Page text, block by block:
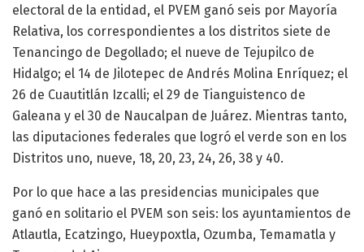
electoral de la entidad, el PVEM ganó seis por Mayoría
Relativa, los correspondientes a los distritos siete de
Tenancingo de Degollado; el nueve de Tejupilco de
Hidalgo; el 14 de Jilotepec de Andrés Molina Enríquez; el
26 de Cuautitlán Izcalli; el 29 de Tianguistenco de
Galeana y el 30 de Naucalpan de Juárez. Mientras tanto,
las diputaciones federales que logró el verde son en los
Distritos uno, nueve, 18, 20, 23, 24, 26, 38 y 40.
Por lo que hace a las presidencias municipales que
ganó en solitario el PVEM son seis: los ayuntamientos de
Atlautla, Ecatzingo, Hueypoxtla, Ozumba, Temamatla y